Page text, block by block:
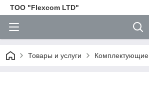
ТОО "Flexcom LTD"
Товары и услуги Комплектующие